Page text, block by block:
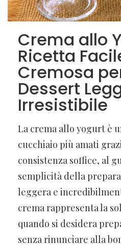
Crema allo
Ricetta
Cremosa
Dessert
Irresistibile
La crema allo yogurt è
cucchiaio più amati
consistenza soffice, al
semplicità della
leggera e
crema rappresenta la
quando si desidera
senza rinunciare alla